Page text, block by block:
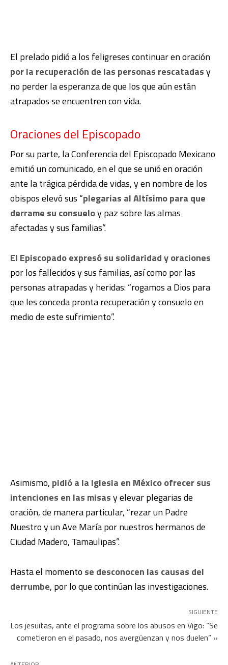
El prelado pidió a los feligreses continuar en oración
por la recuperación de las personas rescatadasy
no perder la esperanza de que los que aún están
atrapados se encuentren con vida.
Oraciones del Episcopado
Por su parte, la Conferencia del Episcopado Mexicano
emitió un comunicado, en el que se unió en oración
ante la trágica pérdida de vidas, y en nombre de los
obispos elevó sus “plegarias al Altísimo para que
derrame su consueloy paz sobre las almas
afectadas y sus familias”.
El Episcopado expresó su solidaridad y oraciones
por los fallecidos y sus familias, así como por las
personas atrapadas y heridas: “rogamos a Dios para
que les conceda pronta recuperación y consuelo en
medio de este sufrimiento”.
Asimismo, pidió a la Iglesia en México ofrecer sus
intenciones en las misasy elevar plegarias de
oración, de manera particular, “rezar un Padre
Nuestro y un Ave María por nuestros hermanos de
Ciudad Madero, Tamaulipas”.
Hasta el momento se desconocen las causas del
derrumbe, por lo que continúan las investigaciones.
SIGUIENTE
Los jesuitas, ante el programa sobre los abusos en Vigo: “Se
cometieron en el pasado, nos avergüenzan y nos duelen” »